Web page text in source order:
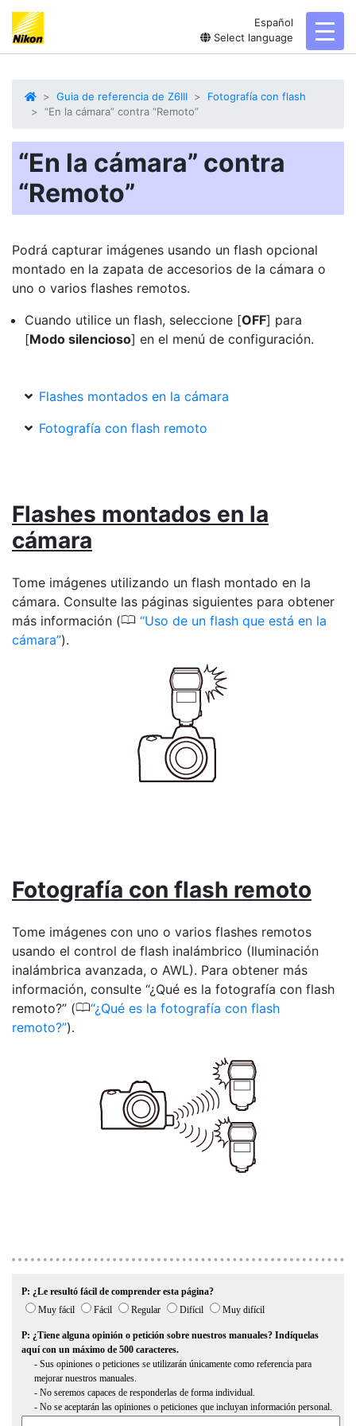
Español
Select language
Guia de referencia de Z6III
Fotografía con flash
“En la cámara” contra “Remoto”
“En la cámara” contra
“Remoto”
Podrá capturar imágenes usando un flash opcional
montado en la zapata de accesorios de la cámara o
uno o varios flashes remotos.
Cuando utilice un flash, seleccione [OFF] para
[Modo silencioso] en el menú de configuración.
Flashes montados en la cámara
Fotografía con flash remoto
Flashes montados en la
cámara
Tome imágenes utilizando un flash montado en la
cámara. Consulte las páginas siguientes para obtener
más información (0 Uso de un flash que está en la
cámara ).
Fotografía con flash remoto
Tome imágenes con uno o varios flashes remotos
usando el control de flash inalámbrico (Iluminación
inalámbrica avanzada, o AWL). Para obtener más
información, consulte “¿Qué es la fotografía con flash
remoto?” (0 ¿Qué es la fotografía con flash
remoto? ).